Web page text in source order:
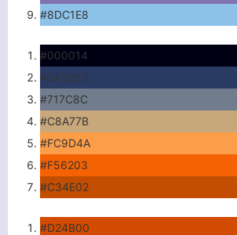
#8DC1E8
#000014
#2A3B63
#717C8C
#C8A77B
#FC9D4A
#F56203
#C34E02
#D24B00